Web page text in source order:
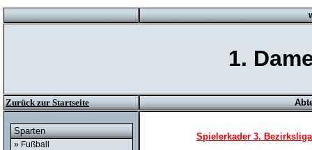
1.
Zurück zur Startseite
Sparten
» Fußball
Spielerkader 3.